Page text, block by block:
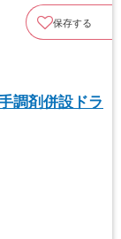
保存する
調剤併設ドラ